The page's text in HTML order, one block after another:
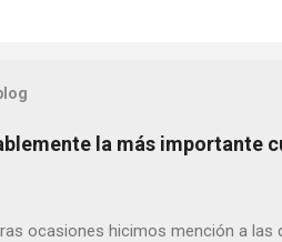
la más importante
ocasiones hicimos mención a las